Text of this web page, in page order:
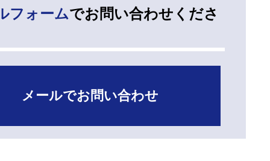
フォームでお問い合わせくださ
メールでお問い合わせ